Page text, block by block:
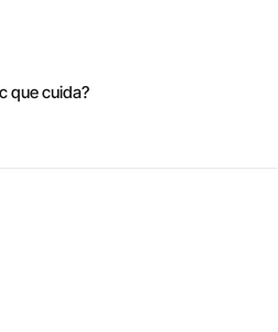
que cuida?